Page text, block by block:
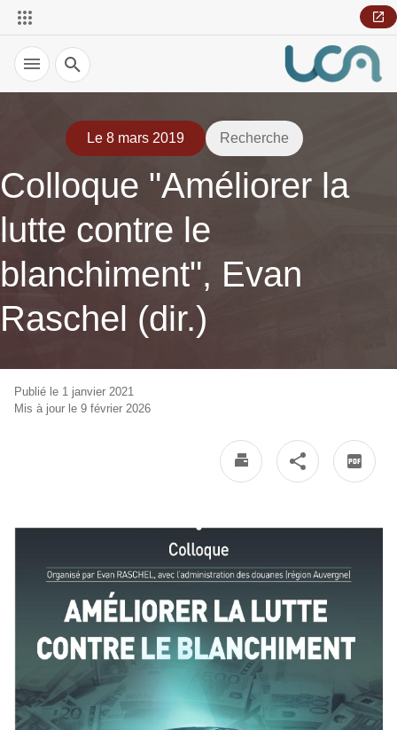
Recherche
Le 8 mars 2019 Recherche
Colloque "Améliorer la
lutte contre le
blanchiment", Evan
Raschel (dir.)
Publié le 1 janvier 2021
Mis à jour le 9 février 2026